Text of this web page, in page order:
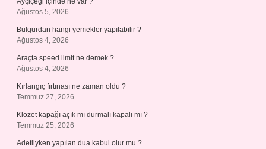
Ağustos 5, 2026
Bulgurdan hangi yemekler yapılabilir ?
Ağustos 4, 2026
Araçta speed limit ne demek ?
Ağustos 4, 2026
Kırlangıç fırtınası ne zaman oldu ?
Temmuz 27, 2026
Klozet kapağı açık mı durmalı kapalı mı ?
Temmuz 25, 2026
Adetliyken yapılan dua kabul olur mu ?